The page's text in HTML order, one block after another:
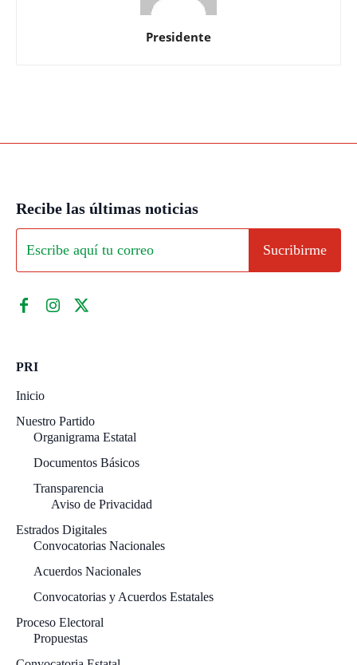
Presidente
Recibe las últimas noticias
Sucribirme
PRI
Inicio
Nuestro Partido
Organigrama Estatal
Documentos Básicos
Transparencia
Aviso de Privacidad
Estrados Digitales
Convocatorias Nacionales
Acuerdos Nacionales
Convocatorias y Acuerdos Estatales
Proceso Electoral
Propuestas